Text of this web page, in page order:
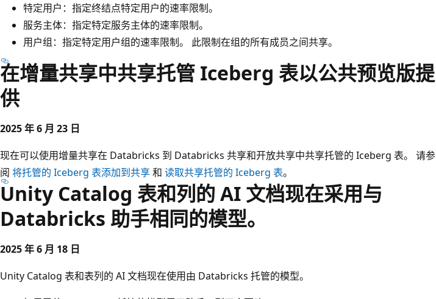
特定用户：指定终结点特定用户的速率限制。
服务主体：指定特定服务主体的速率限制。
用户组：指定特定用户组的速率限制。 此限制在组的所有成员之间共享。
在增量共享中共享托管 Iceberg 表以公共预览版提
供
2025 年 6 月 23 日
现在可以使用增量共享在 Databricks 到 Databricks 共享和开放共享中共享托管的 Iceberg 表。 请参
阅 将托管的 Iceberg 表添加到共享和 读取共享托管的 Iceberg 表。
Unity Catalog 表和列的 AI 文档现在采用与
Databricks 助手相同的模型。
2025 年 6 月 18 日
Unity Catalog 表和表列的 AI 文档现在使用由 Databricks 托管的模型。